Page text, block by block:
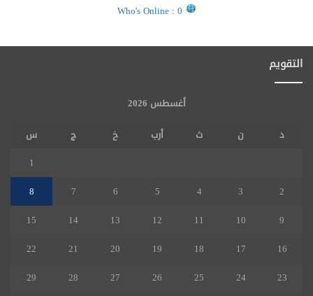
التقويم
أغسطس 2026
د
ن ث أرب خ ج
س
1
2
3
4
5
6
7
8
9
10
11
12
13
14
15
16
17
18
19
20
21
22
23
24
25
26
27
28
29